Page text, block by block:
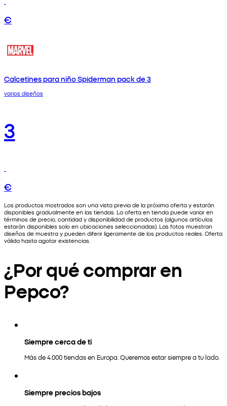
€
Calcetines para niño Spiderman pack de 3
varios diseños
3
€
Los productos mostrados son una vista previa de la próxima oferta y estarán
disponibles gradualmente en las tiendas. La oferta en tienda puede variar en
términos de precio, cantidad y disponibilidad de productos (algunos artículos
estarán disponibles solo en ubicaciones seleccionadas). Las fotos muestran
diseños de muestra y pueden diferir ligeramente de los productos reales. Oferta
válida hasta agotar existencias.
¿Por qué comprar en
Pepco?
Siempre cerca de ti
Más de 4.000 tiendas en Europa. Queremos estar siempre a tu lado.
Siempre precios bajos